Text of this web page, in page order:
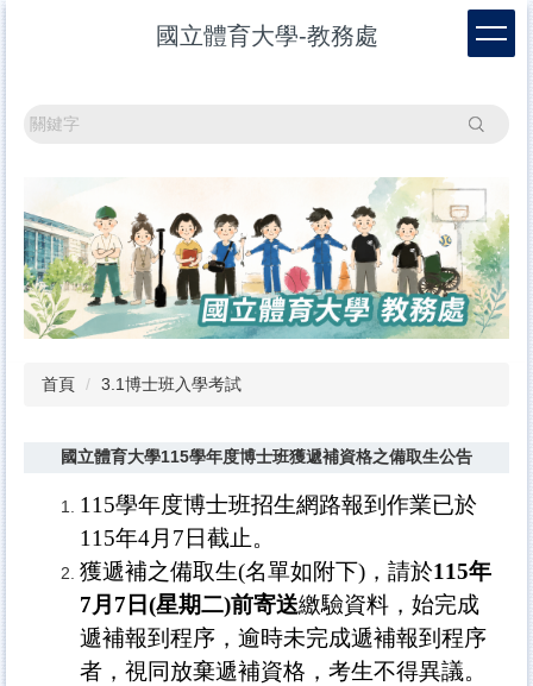
國立體育大學-教務處
搜尋
首頁 3.1博士班入學考試
國立體育大學115學年度博士班獲遞補資格之備取生公告
115學年度博士班招生網路報到作業已於
115年4月7日截止。
獲遞補之備取生(名單如附下)，請於115年
7月7日(星期二)前寄送繳驗資料 ，始完成
遞補報到程序，逾時未完成遞補報到程序
者，視同放棄遞補資格，考生不得異議。